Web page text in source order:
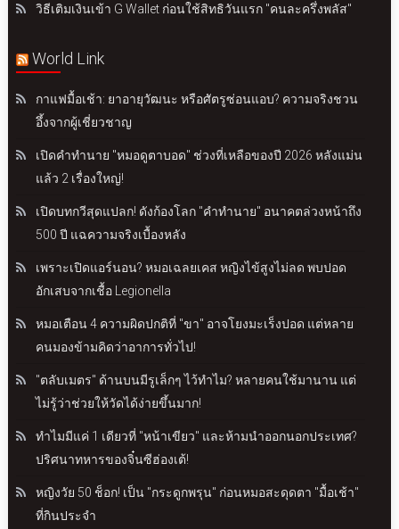
วิธีเติมเงินเข้า G Wallet ก่อนใช้สิทธิวันแรก "คนละครึ่งพลัส"
World Link
กาแฟมื้อเช้า: ยาอายุวัฒนะ หรือศัตรูซ่อนแอบ? ความจริงชวน
อึ้งจากผู้เชี่ยวชาญ
เปิดคำทำนาย "หมอดูตาบอด" ช่วงที่เหลือของปี 2026 หลังแม่น
แล้ว 2 เรื่องใหญ่!
เปิดบทกวีสุดแปลก! ดังก้องโลก "คำทำนาย" อนาคตล่วงหน้าถึง
500 ปี แฉความจริงเบื้องหลัง
เพราะเปิดแอร์นอน? หมอเฉลยเคส หญิงไข้สูงไม่ลด พบปอด
อักเสบจากเชื้อ Legionella
หมอเตือน 4 ความผิดปกติที่ "ขา" อาจโยงมะเร็งปอด แต่หลาย
คนมองข้ามคิดว่าอาการทั่วไป!
"ตลับเมตร" ด้านบนมีรูเล็กๆ ไว้ทำไม? หลายคนใช้มานาน แต่
ไม่รู้ว่าช่วยให้วัดได้ง่ายขึ้นมาก!
ทำไมมีแค่ 1 เดียวที่ "หน้าเขียว" และห้ามนำออกนอกประเทศ?
ปริศนาทหารของจิ๋นซีฮ่องเต้!
หญิงวัย 50 ช็อก! เป็น "กระดูกพรุน" ก่อนหมอสะดุดตา "มื้อเช้า"
ที่กินประจำ